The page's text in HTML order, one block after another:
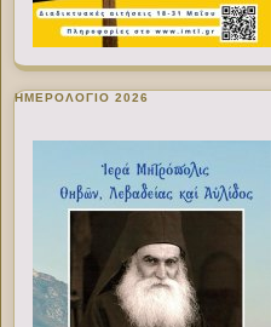
ΗΜΕΡΟΛΟΓΙΟ 2026